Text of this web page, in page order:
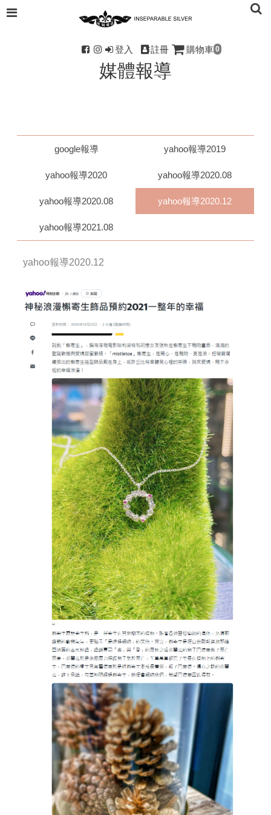
登入 註冊 購物車 0
媒體報導
google報導 yahoo報導2019
yahoo報導2020 yahoo報導2020.08
yahoo報導2020.08 yahoo報導2020.12
yahoo報導2021.08
yahoo報導2020.12